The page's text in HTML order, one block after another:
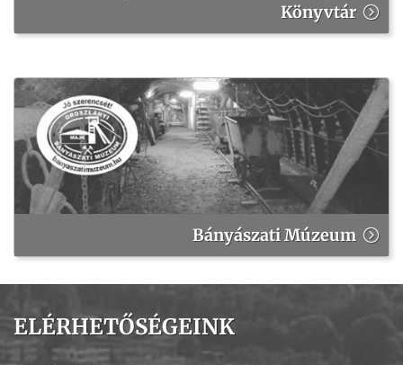
Könyvtár
Bányászati Múzeum
ELÉRHETŐSÉGEINK